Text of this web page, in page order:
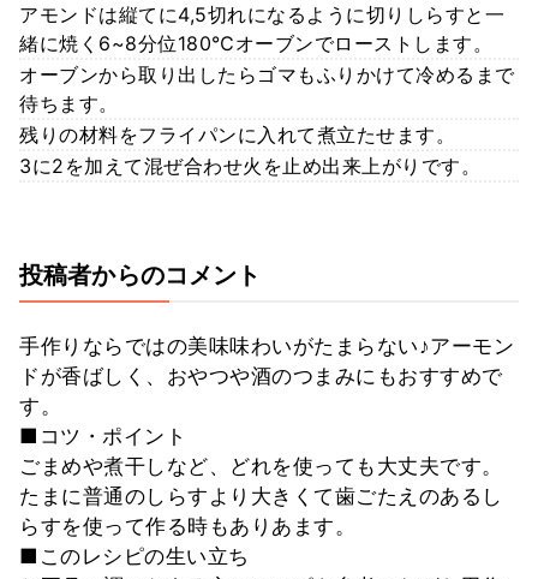
アモンドは縦てに4,5切れになるように切りしらすと一
緒に焼く6~8分位180℃オーブンでローストします。
オーブンから取り出したらゴマもふりかけて冷めるまで
待ちます。
残りの材料をフライパンに入れて煮立たせます。
3に2を加えて混ぜ合わせ火を止め出来上がりです。
投稿者からのコメント
手作りならではの美味味わいがたまらない♪アーモン
ドが香ばしく、おやつや酒のつまみにもおすすめで
す。
■コツ・ポイント
ごまめや煮干しなど、どれを使っても大丈夫です。
たまに普通のしらすより大きくて歯ごたえのあるし
らすを使って作る時もありあます。
■このレシピの生い立ち